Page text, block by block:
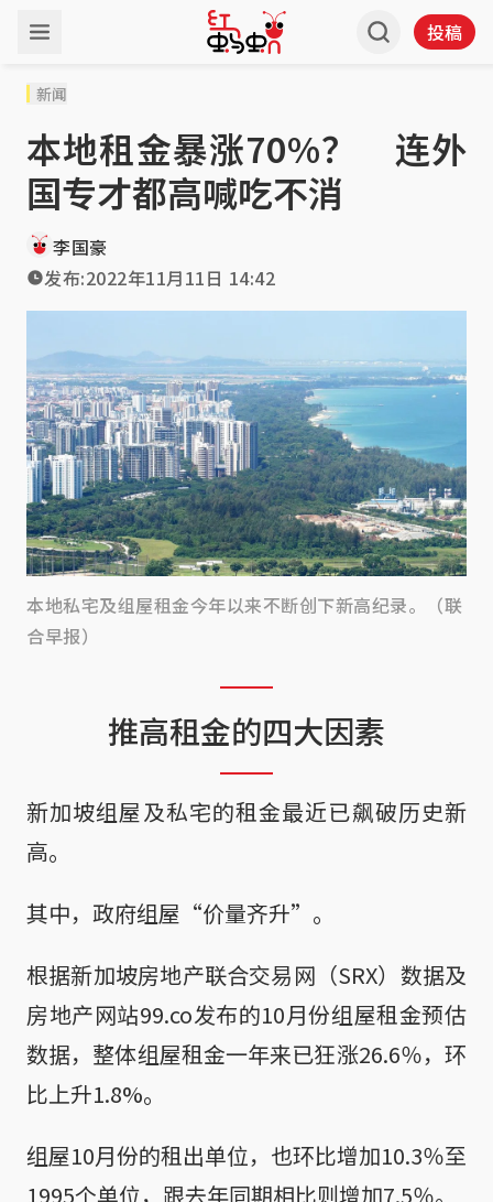
投稿
新闻
本地租金暴涨70%？ 连外
国专才都高喊吃不消
李国豪
发布:2022年11月11日 14:42
本地私宅及组屋租金今年以来不断创下新高纪录。（联
合早报）
推高租金的四大因素
新加坡组屋及私宅的租金最近已飙破历史新
高。
其中，政府组屋“价量齐升”。
根据新加坡房地产联合交易网（SRX）数据及
房地产网站99.co发布的10月份组屋租金预估
数据，整体组屋租金一年来已狂涨26.6％，环
比上升1.8%。
组屋10月份的租出单位，也环比增加10.3％至
1995个单位，跟去年同期相比则增加7.5％。